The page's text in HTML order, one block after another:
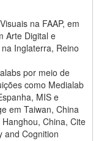
na FAAP, em
Arte Digital e
Inglaterra, Reino
por meio de
como Medialab
MIS e
em Taiwan, China
China, Cite
and Cognition